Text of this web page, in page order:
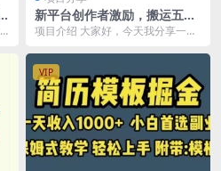
新平台创作者激励，搬运五个
视频250块，早来早吃肉
项目介绍 大家好，今天我分享一个
成】。 这个平...
VIP